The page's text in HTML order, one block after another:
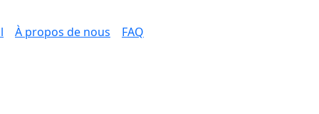
À propos de nous FAQ